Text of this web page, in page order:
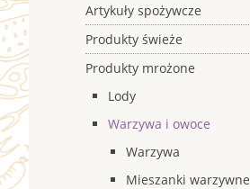
Artykuły spożywcze
Produkty świeże
Produkty mrożone
Lody
Warzywa i owoce
Warzywa
Mieszanki warzywne